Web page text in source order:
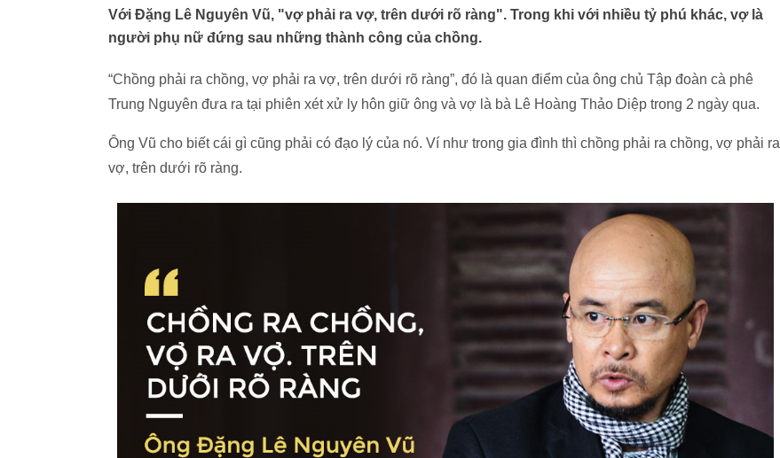
Với Đặng Lê Nguyên Vũ, "vợ phải ra vợ, trên dưới rõ ràng". Trong khi với nhiều tỷ phú khác, vợ là
người phụ nữ đứng sau những thành công của chồng.
“Chồng phải ra chồng, vợ phải ra vợ, trên dưới rõ ràng”, đó là quan điểm của ông chủ Tập đoàn cà phê
Trung Nguyên đưa ra tại phiên xét xử ly hôn giữ ông và vợ là bà Lê Hoàng Thảo Diệp trong 2 ngày qua.
Ông Vũ cho biết cái gì cũng phải có đạo lý của nó. Ví như trong gia đình thì chồng phải ra chồng, vợ phải ra
vợ, trên dưới rõ ràng.